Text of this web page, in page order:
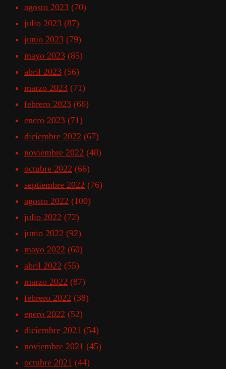
agosto 2023 (70)
julio 2023 (87)
junio 2023 (79)
mayo 2023 (85)
abril 2023 (56)
marzo 2023 (71)
febrero 2023 (66)
enero 2023 (71)
diciembre 2022 (67)
noviembre 2022 (48)
octubre 2022 (66)
septiembre 2022 (76)
agosto 2022 (100)
julio 2022 (72)
junio 2022 (92)
mayo 2022 (60)
abril 2022 (55)
marzo 2022 (87)
febrero 2022 (38)
enero 2022 (52)
diciembre 2021 (54)
noviembre 2021 (45)
octubre 2021 (44)